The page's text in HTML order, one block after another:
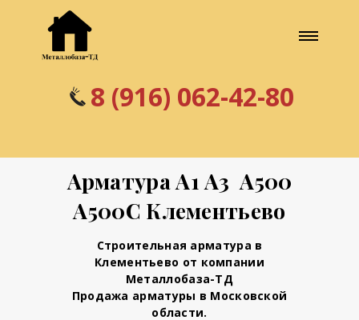
8 (916) 062-42-80
Арматура А1 А3 А500
А500С Клементьево
Строительная арматура в
Клементьево от компании
Металлобаза-ТД
Продажа арматуры в Московской
области.